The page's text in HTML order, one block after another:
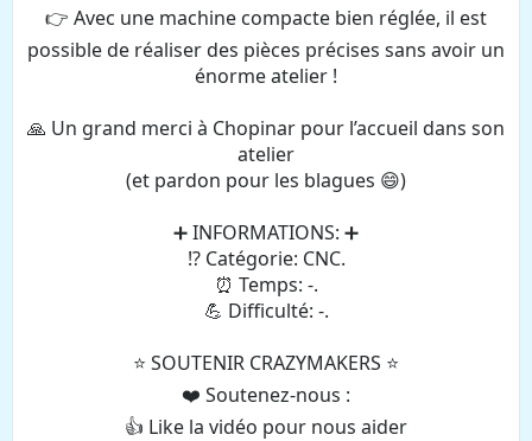
👉 Avec une machine compacte bien réglée, il est
possible de réaliser des pièces précises sans avoir un
énorme atelier !
🙏 Un grand merci à Chopinar pour l’accueil dans son
atelier
(et pardon pour les blagues 😄)
➕ INFORMATIONS: ➕
⁉️ Catégorie: CNC.
⏰ Temps: -.
💪 Difficulté: -.
⭐️ SOUTENIR CRAZYMAKERS ⭐️
❤️ Soutenez-nous :
👍 Like la vidéo pour nous aider